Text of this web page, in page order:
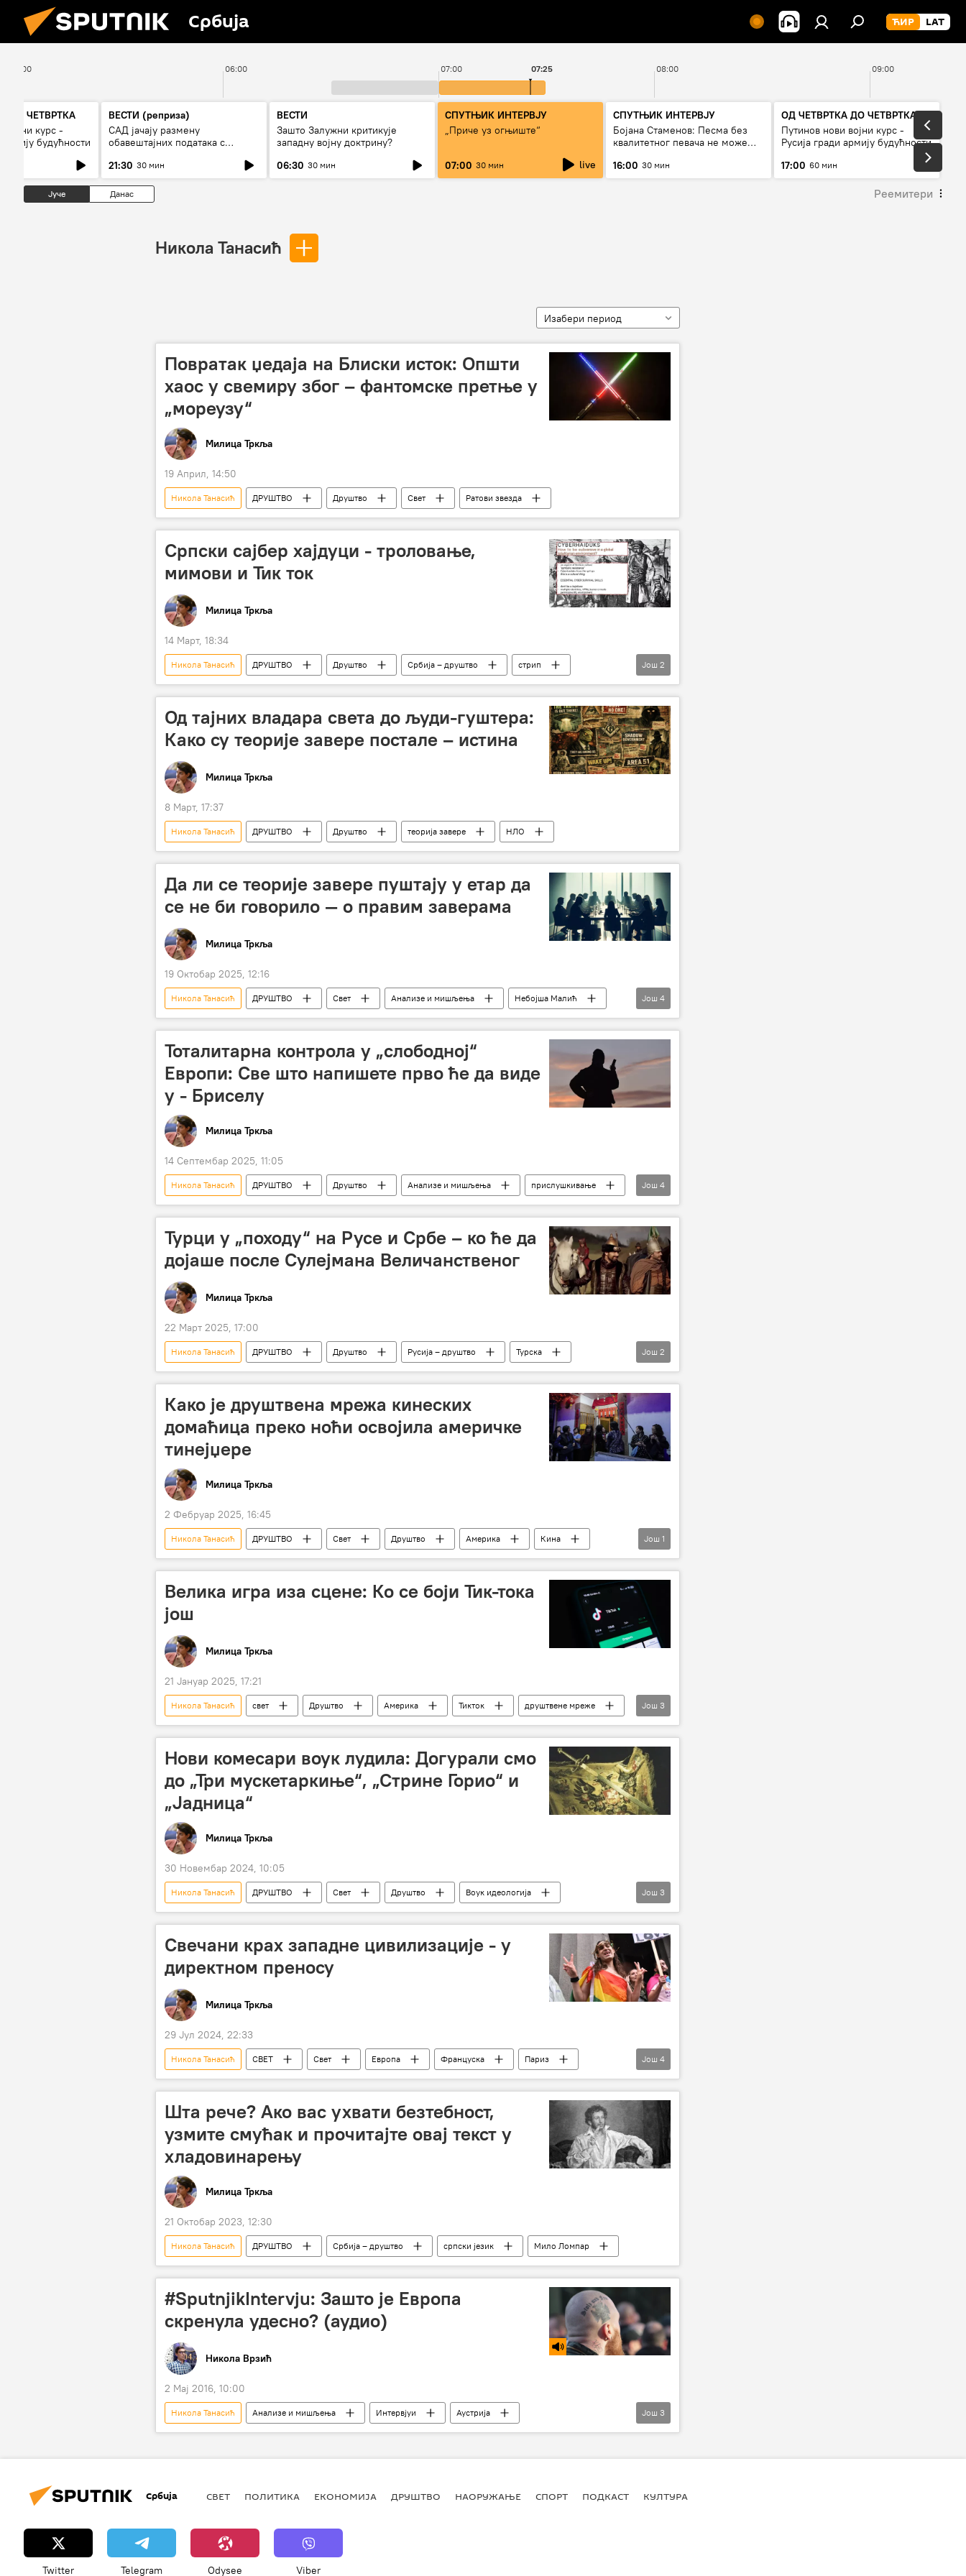
Србија
05:00 06:00 07:00 08:00 09:00
07:25
ДО ЧЕТВРТКА
војни курс -
будућности
ВЕСТИ (реприза)
САД јачају размену
обавештајних података с
21:30 30 мин
ВЕСТИ
Зашто Залужни критикује
западну војну доктрину?
06:30 30 мин
СПУТЊИК ИНТЕРВЈУ
„Приче уз огњиште“
07:00 30 мин live
СПУТЊИК ИНТЕРВЈУ
Бојана Стаменов: Песма без
квалитетног певача не може
16:00 30 мин
ОД ЧЕТВРТКА ДО ЧЕТВРТКА
Путинов нови војни курс -
Русија гради армију будућности
17:00 60 мин
Јуче Данас Реемитери
Никола Танасић
Изабери период
Повратак џедаја на Блиски исток: Општи
хаос у свемиру због – фантомске претње у
„мореузу“
Милица Тркља
19 Април, 14:50
Никола Танасић ДРУШТВО Друштво Свет Ратови звезда
Српски сајбер хајдуци - троловање,
мимови и Тик ток
Милица Тркља
14 Март, 18:34
Никола Танасић ДРУШТВО Друштво Србија – друштво
стрип
интернет
Анализе и мишљења
Још 2
Од тајних владара света до људи-гуштера:
Како су теорије завере постале – истина
Милица Тркља
8 Март, 17:37
Никола Танасић ДРУШТВО Друштво теорија завере НЛО
Да ли се теорије завере пуштају у етар да
се не би говорило — о правим заверама
Милица Тркља
19 Октобар 2025, 12:16
Никола Танасић ДРУШТВО Свет Анализе и мишљења
Небојша Малић
теорије завере
ЦИА Џон Кенеди Вотергејт
Још 4
Тоталитарна контрола у „слободној“
Европи: Све што напишете прво ће да виде
у - Бриселу
Милица Тркља
14 Септембар 2025, 11:05
Никола Танасић ДРУШТВО Друштво Анализе и мишљења
прислушкивање
Телеграм
Европска унија (ЕУ) приватност шпијунирање
Још 4
Турци у „походу“ на Русе и Србе – ко ће да
дојаше после Сулејмана Величанственог
Милица Тркља
22 Март 2025, 17:00
Никола Танасић ДРУШТВО Друштво Русија – друштво
Турска
Филм и серије
стереотипи
Још 2
Како је друштвена мрежа кинеских
домаћица преко ноћи освојила америчке
тинејџере
Милица Тркља
2 Фебруар 2025, 16:45
Никола Танасић ДРУШТВО Свет Друштво Америка
Кина
Тикток
Још 1
Велика игра иза сцене: Ко се боји Тик-тока
још
Милица Тркља
21 Јануар 2025, 17:21
Никола Танасић свет Друштво Америка Тикток
друштвене мреже
Доналд Трамп
забрана СВЕТ
Још 3
Нови комесари воук лудила: Догурали смо
до „Три мускетаркиње“, „Стрине Горио“ и
„Јадница“
Милица Тркља
30 Новембар 2024, 10:05
Никола Танасић ДРУШТВО Свет Друштво
Воук идеологија
Холивуд
феминизам расизам Црнци
Још 3
Свечани крах западне цивилизације - у
директном преносу
Милица Тркља
29 Јул 2024, 22:33
Никола Танасић СВЕТ Свет Европа Француска
Париз
Олимпијске игре Париз 2024
ЛГБТ Спорт Ђорђе Вукадиновић
Још 4
Шта рече? Ако вас ухвати безтебност,
узмите смућак и прочитајте овај текст у
хладовинарењу
Милица Тркља
21 Октобар 2023, 12:30
Никола Танасић ДРУШТВО Србија – друштво српски језик Мило Ломпар
#SputnjikIntervju: Зашто је Европа
скренула удесно? (аудио)
Никола Врзић
2 Мај 2016, 10:00
Никола Танасић Анализе и мишљења Интервјуи
Аустрија
Мирослав Стојановић
Европска унија (ЕУ) десница
Још 3
Србија СВЕТ ПОЛИТИКА ЕКОНОМИЈА ДРУШТВО НАОРУЖАЊЕ СПОРТ ПОДКАСТ КУЛТУРА
Twitter Telegram Odysee Viber